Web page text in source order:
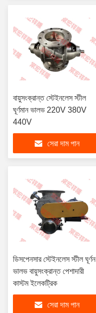
বায়ুসংক্রান্ত স্টেইনলেস স্টীল
ঘূর্ণমান ভালভ 220V 380V
440V
সেরা দাম পান
ডিসপেনসার স্টেইনলেস স্টীল ঘূর্ণন
ভালভ বায়ুসংক্রান্ত পেশাদারী
কাস্টম ইলেকট্রিক
সেরা দাম পান